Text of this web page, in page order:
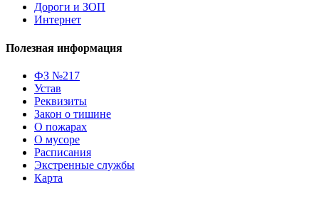
Дороги и ЗОП
Интернет
Полезная информация
ФЗ №217
Устав
Реквизиты
Закон о тишине
О пожарах
О мусоре
Расписания
Экстренные службы
Карта